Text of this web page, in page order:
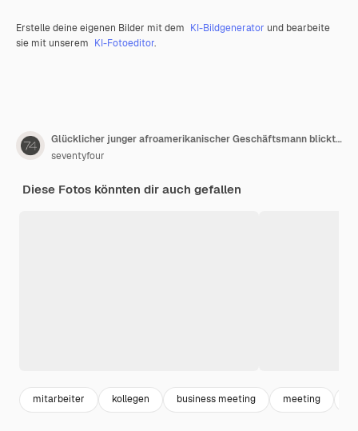
Erstelle deine eigenen Bilder mit dem KI-Bildgenerator und bearbeite
sie mit unserem KI-Fotoeditor.
Glücklicher junger afroamerikanischer Geschäftsmann blickt seinen männlichen Kollegen an
seventyfour
Diese Fotos könnten dir auch gefallen
mitarbeiter kollegen business meeting meeting